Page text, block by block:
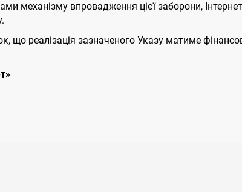
механізму впровадження цієї заборони,
реалізація зазначеного Указу матиме